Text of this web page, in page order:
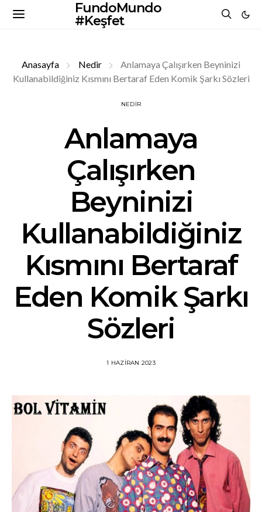
FundoMundo
#Keşfet
Anasayfa Nedir
Anlamaya Çalışırken Beyninizi
Kullanabildiğiniz Kısmını Bertaraf Eden Komik Şarkı Sözleri
NEDIR
Anlamaya
Çalışırken
Beyninizi
Kullanabildiğiniz
Kısmını Bertaraf
Eden Komik Şarkı
Sözleri
1 HAZIRAN 2023